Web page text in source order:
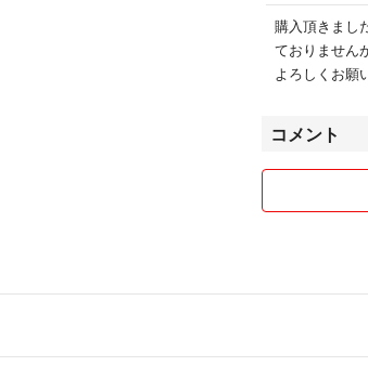
購入頂きまし
ておりません
よろしくお願
コメント